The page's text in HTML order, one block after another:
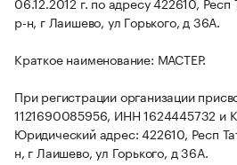
р-н, г Лаишево, ул Горького, д 36А.
Краткое наименование: МАСТЕР.
При регистрации организации
1121690085956, ИНН 1624445732 и
Юридический адрес: 422610, Респ
н, г Лаишево, ул Горького, д 36А.